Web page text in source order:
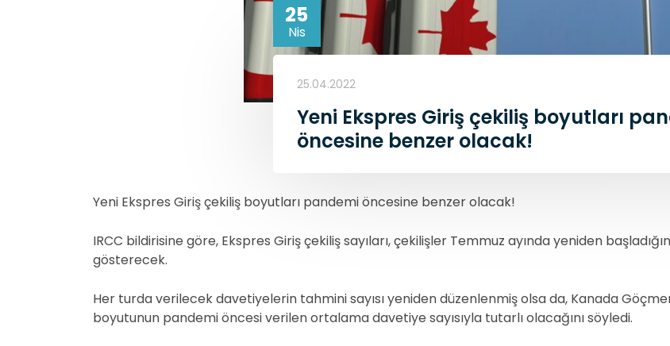
25
Nis
25.04.2022
Yeni Ekspres Giriş çekiliş boyutları
öncesine benzer olacak!
Yeni Ekspres Giriş çekiliş boyutları pandemi öncesine benzer olacak!
IRCC bildirisine göre, Ekspres Giriş çekiliş sayıları, çekilişler Temmuz ayında yeniden
gösterecek.
Her turda verilecek davetiyelerin tahmini sayısı yeniden düzenlenmiş olsa da, Kanada
boyutunun pandemi öncesi verilen ortalama davetiye sayısıyla tutarlı olacağını söyledi.